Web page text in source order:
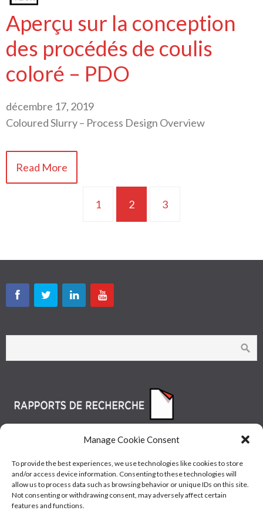
Manage Cookie Consent
To provide the best experiences, we use technologies like cookies to store
and/or access device information. Consenting to these technologies will
allow us to process data such as browsing behavior or unique IDs on this site.
Not consenting or withdrawing consent, may adversely affect certain
features and functions.
Aperçu sur la conception
des procédés de coulis
coloré – PDO
décembre 17, 2019
Coloured Slurry – Process Design Overview
Read More
1 2 3